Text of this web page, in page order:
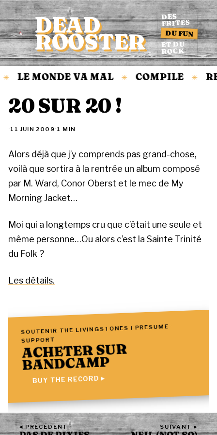
Accueil
DEAD
ROOSTER
DES
FRITES
DU FUN
ET DU
ROCK
✳ LE MONDE VA MAL ✳ COMPILE ✳
20 SUR 20 !
·11 JUIN 2009·1 MIN
Alors déjà que j’y comprends pas grand-chose,
voilà que sortira à la rentrée un album composé
par M. Ward, Conor Oberst et le mec de My
Morning Jacket…
Moi qui a longtemps cru que c’était une seule et
même personne…Ou alors c’est la Sainte Trinité
du Folk ?
Les détails.
SOUTENIR THE LIVINGSTONES I PRESUME ·
SUPPORT
ACHETER SUR
BANDCAMP
BUY THE RECORD ▸
◂ PRÉCÉDENT SUIVANT ▸